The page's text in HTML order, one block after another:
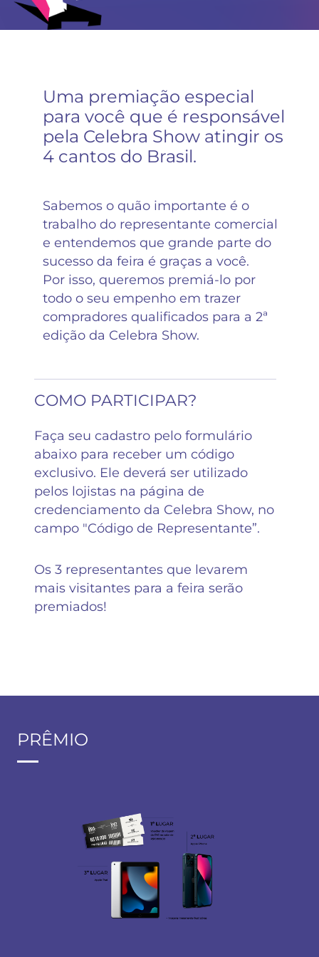
Uma premiação especial
para você que é responsável
pela Celebra Show atingir os
4 cantos do Brasil.
Sabemos o quão importante é o
trabalho do representante comercial
e entendemos que grande parte do
sucesso da feira é graças a você.
Por isso, queremos premiá-lo por
todo o seu empenho em trazer
compradores qualificados para a 2ª
edição da Celebra Show.
COMO PARTICIPAR?
Faça seu cadastro pelo formulário
abaixo para receber um código
exclusivo. Ele deverá ser utilizado
pelos lojistas na página de
credenciamento da Celebra Show, no
campo "Código de Representante”.
Os 3 representantes que levarem
mais visitantes para a feira serão
premiados!
PRÊMIO